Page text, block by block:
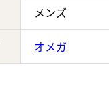
メンズ
オメガ